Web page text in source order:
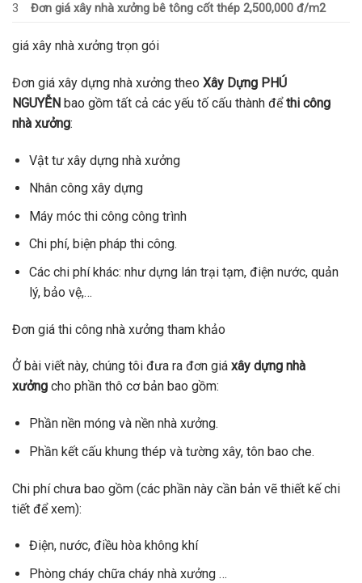
3
Đơn giá xây nhà xưởng bê tông cốt thép 2,500,000 đ/m2
giá xây nhà xưởng trọn gói
Đơn giá xây dựng nhà xưởng theo Xây Dựng PHÚ
NGUYỄN bao gồm tất cả các yếu tố cấu thành đểthi công
nhà xưởng:
Vật tư xây dựng nhà xưởng
Nhân công xây dựng
Máy móc thi công công trình
Chi phí, biện pháp thi công.
Các chi phí khác: như dựng lán trại tạm, điện nước, quản
lý, bảo vệ,…
Đơn giá thi công nhà xưởng tham khảo
Ở bài viết này, chúng tôi đưa ra đơn giá xây dựng nhà
xưởng cho phần thô cơ bản bao gồm:
Phần nền móng và nền nhà xưởng.
Phần kết cấu khung thép và tường xây, tôn bao che.
Chi phí chưa bao gồm (các phần này cần bản vẽ thiết kế chi
tiết để xem):
Điện, nước, điều hòa không khí
Phòng cháy chữa cháy nhà xưởng …